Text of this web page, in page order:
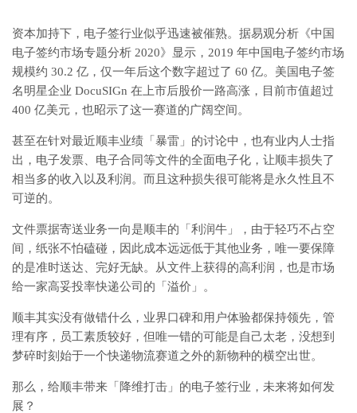
资本加持下，电子签行业似乎迅速被催熟。据易观分析《中国
电子签约市场专题分析 2020》显示，2019 年中国电子签约市场
规模约 30.2 亿，仅一年后这个数字超过了 60 亿。美国电子签
名明星企业 DocuSIGn 在上市后股价一路高涨，目前市值超过
400 亿美元，也昭示了这一赛道的广阔空间。
甚至在针对最近顺丰业绩「暴雷」的讨论中，也有业内人士指
出，电子发票、电子合同等文件的全面电子化，让顺丰损失了
相当多的收入以及利润。而且这种损失很可能将是永久性且不
可逆的。
文件票据寄送业务一向是顺丰的「利润牛」，由于轻巧不占空
间，纸张不怕磕碰，因此成本远远低于其他业务，唯一要保障
的是准时送达、完好无缺。从文件上获得的高利润，也是市场
给一家高妥投率快递公司的「溢价」。
顺丰其实没有做错什么，业界口碑和用户体验都保持领先，管
理有序，员工素质较好，但唯一错的可能是自己太老，没想到
梦碎时刻始于一个快递物流赛道之外的新物种的横空出世。
那么，给顺丰带来「降维打击」的电子签行业，未来将如何发
展？